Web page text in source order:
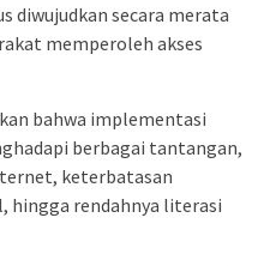
diwujudkan secara merata
memperoleh akses
bahwa implementasi
berbagai tantangan,
keterbatasan
hingga rendahnya literasi